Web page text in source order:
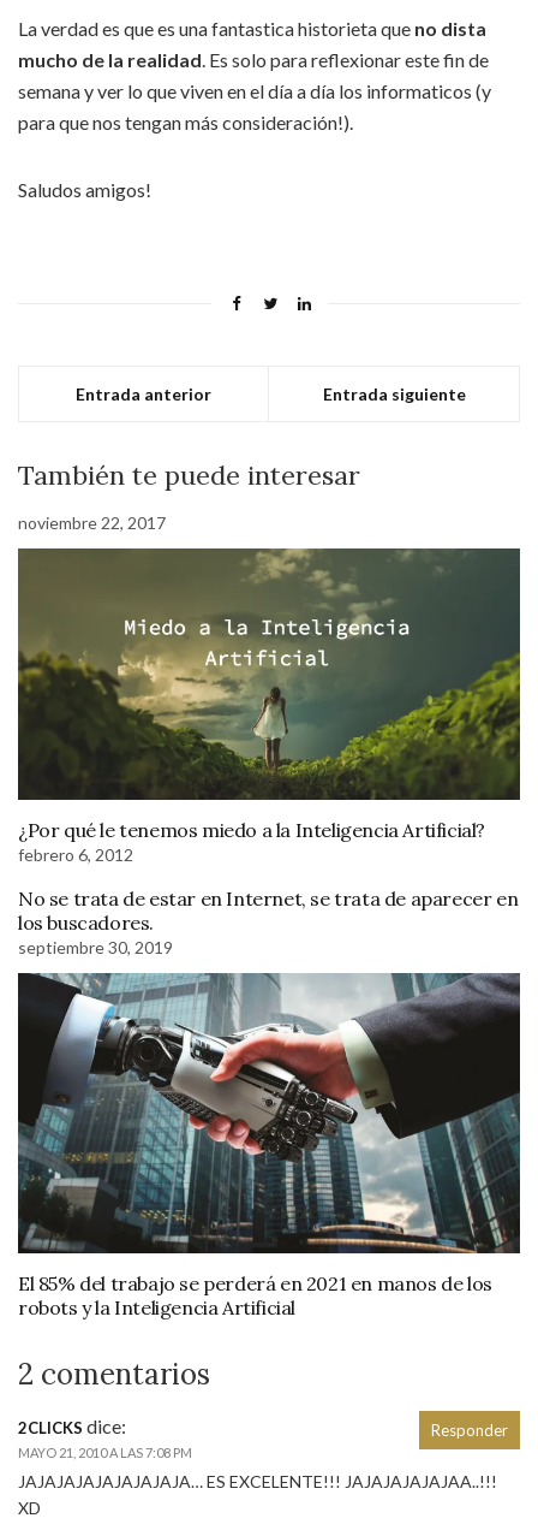
La verdad es que es una fantastica historieta que no dista
mucho de la realidad. Es solo para reflexionar este fin de
semana y ver lo que viven en el día a día los informaticos (y
para que nos tengan más consideración!).
Saludos amigos!
Entrada anterior Entrada siguiente
También te puede interesar
noviembre 22, 2017
¿Por qué le tenemos miedo a la Inteligencia Artificial?
febrero 6, 2012
No se trata de estar en Internet, se trata de aparecer en
los buscadores.
septiembre 30, 2019
El 85% del trabajo se perderá en 2021 en manos de los
robots y la Inteligencia Artificial
2 comentarios
2CLICKS dice:
MAYO 21, 2010 A LAS 7:08 PM
JAJAJAJAJAJAJAJAJA… ES EXCELENTE!!! JAJAJAJAJAJAA..!!!
XD
Responder